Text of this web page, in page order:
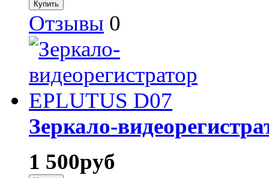
Отзывы 0
Зеркало-
1 500руб